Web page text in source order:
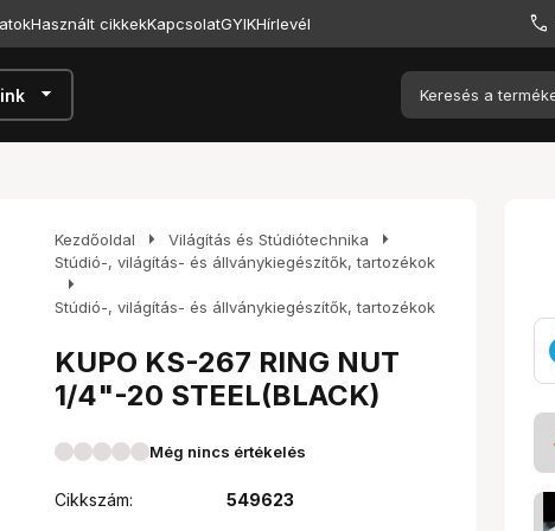
Használt cikkekKapcsolatGYIKHírlevél
arrow_drop_down
Kezdőoldal arrow_right Világítás és Stúdiótechnika arrow_right
Stúdió-, világítás- és állványkiegészítők, tartozékok
arrow_right
Stúdió-, világítás- és állványkiegészítők, tartozékok
KUPO KS-267 RING NUT
1/4"-20 STEEL(BLACK)
Még nincs értékelés
Cikkszám:
549623